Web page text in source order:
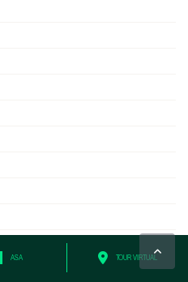
ASA TOUR VIRTUAL